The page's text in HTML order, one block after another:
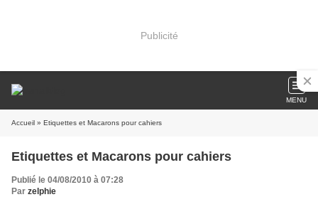
Publicité
MENU
Accueil » Etiquettes et Macarons pour cahiers
Etiquettes et Macarons pour cahiers
Publié le 04/08/2010 à 07:28
Par zelphie